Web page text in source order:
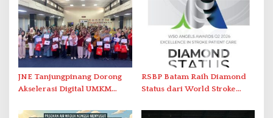
JNE Tanjungpinang Dorong
Akselerasi Digital UMKM
2026
RSBP Batam Raih Diamond
Status dari World Stroke